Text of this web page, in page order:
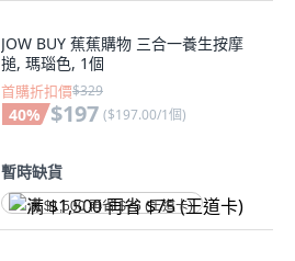
JOW BUY 蕉蕉購物 三合一養生按摩
搥, 瑪瑙色, 1個
首購折扣價$329
40% $197 ($197.00/1個)
暫時缺貨
满 $1,500 再省 $75 (王道卡)